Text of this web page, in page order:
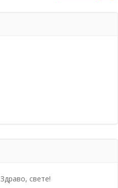
Здраво, свете!